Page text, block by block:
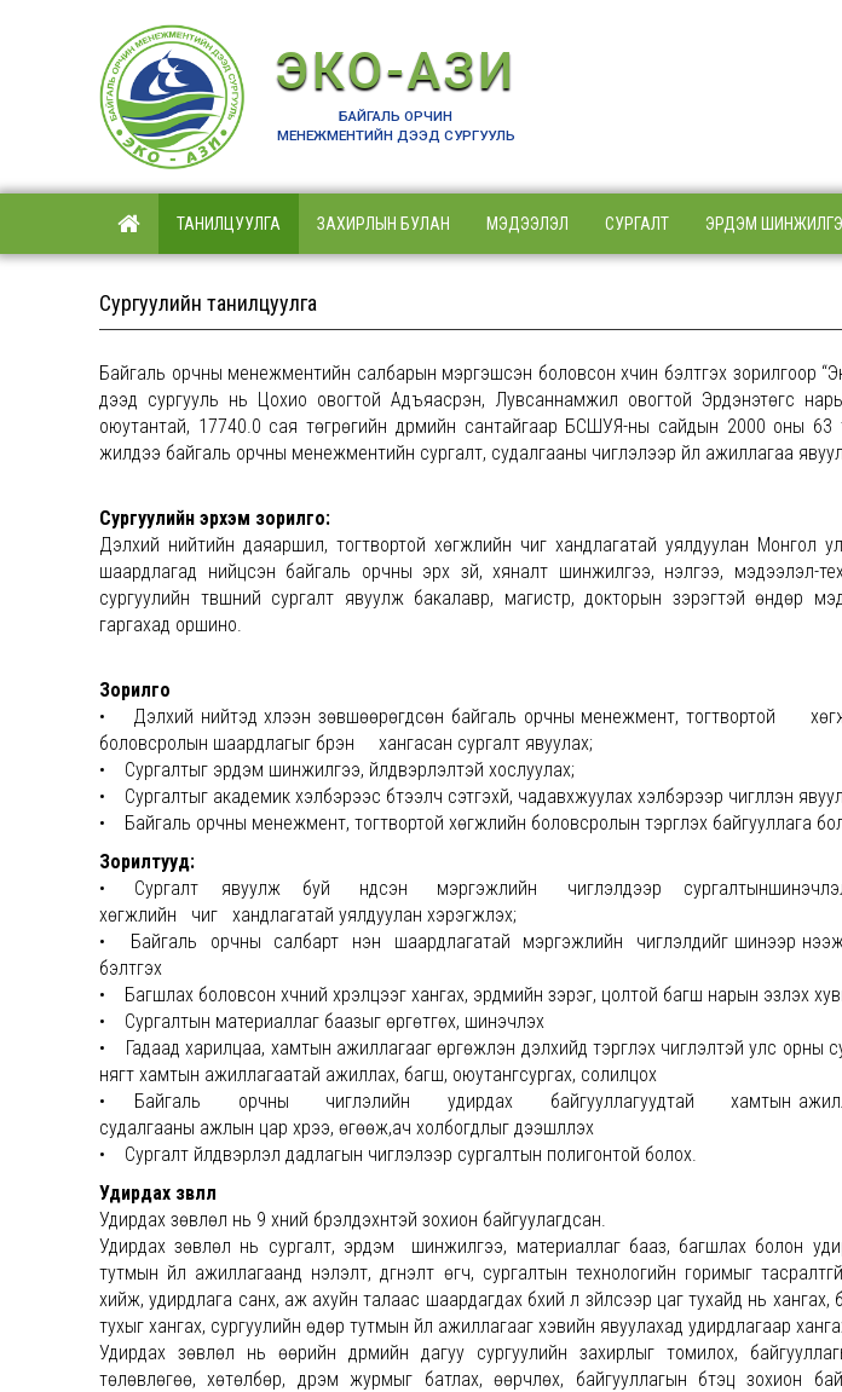
ЭКО-АЗИ
БАЙГАЛЬ ОРЧИН
МЕНЕЖМЕНТИЙН ДЭЭД СУРГУУЛЬ
ТАНИЛЦУУЛГА ЗАХИРЛЫН БУЛАН МЭДЭЭЛЭЛ СУРГАЛТ ЭРДЭМ
Сургуулийн танилцуулга
Байгаль орчны менежментийн салбарын мэргэшсэн боловсон хүчин бэлтгэх зорилгоор
дээд сургууль нь Цохио овогтой Адъяасүрэн, Лувсаннамжил овогтой Эрдэнэтөгс
оюутантай, 17740.0 сая төгрөгийн дүрмийн сантайгаар БСШУЯ-ны сайдын 2000 оны 63
жилдээ байгаль орчны менежментийн сургалт, судалгааны чиглэлээр үйл ажиллагаа
Сургуулийн эрхэм зорилго:
Дэлхий нийтийн даяаршил, тогтвортой хөгжлийн чиг хандлагатай уялдуулан Монгол
шаардлагад нийцсэн байгаль орчны эрх зүй, хяналт шинжилгээ, үнэлгээ, мэдээлэл-
сургуулийн түвшний сургалт явуулж бакалавр, магистр, докторын зэрэгтэй өндөр
гаргахад оршино.
Зорилго
• Дэлхий нийтэд хүлээн зөвшөөрөгдсөн байгаль орчны менежмент, тогтвортой
боловсролын шаардлагыг бүрэн хангасан сургалт явуулах;
• Сургалтыг эрдэм шинжилгээ, үйлдвэрлэлтэй хослуулах;
• Сургалтыг академик хэлбэрээс бүтээлч сэтгэхүй, чадавхжуулах хэлбэрээр чиглүүлэн
• Байгаль орчны менежмент, тогтвортой хөгжлийн боловсролын тэргүүлэх байгууллага
Зорилтууд:
• Сургалт явуулж буй үндсэн мэргэжлийн чиглэлүүдээр
хөгжлийн чиг хандлагатай уялдуулан хэрэгжүүлэх;
• Байгаль орчны салбарт нэн шаардлагатай мэргэжлийн чиглэлүүдийг шинээр нээж
бэлтгэх
• Багшлах боловсон хүчний хүрэлцээг хангах, эрдмийн зэрэг, цолтой багш нарын эзлэх
• Сургалтын материаллаг баазыг өргөтгөх, шинэчлэх
• Гадаад харилцаа, хамтын ажиллагааг өргөжүүлэн дэлхийд тэргүүлэх чиглэлтэй улс орны
нягт хамтын ажиллагаатай ажиллах, багш, оюутангсургах, солилцох
• Байгаль орчны чиглэлийн удирдах байгууллагуудтай хамтын
судалгааны ажлын цар хүрээ, өгөөж,ач холбогдлыг дээшлүүлэх
• Сургалт үйлдвэрлэл дадлагын чиглэлээр сургалтын полигонтой болох.
Удирдах зөвлөл
Удирдах зөвлөл нь 9 хүний бүрэлдэхүүнтэй зохион байгуулагдсан.
Удирдах зөвлөл нь сургалт, эрдэм шинжилгээ, материаллаг бааз, багшлах болон
тутмын үйл ажиллагаанд үнэлэлт, дүгнэлт өгч, сургалтын технологийн горимыг
хийж, удирдлага санхүү, аж ахуйн талаас шаардагдах бүхий л зүйлсээр цаг тухайд нь
тухыг хангах, сургуулийн өдөр тутмын үйл ажиллагааг хэвийн явуулахад удирдлагаар хангах
Удирдах зөвлөл нь өөрийн дүрмийн дагуу сургуулийн захирлыг томилох,
төлөвлөгөө, хөтөлбөр, дүрэм журмыг батлах, өөрчлөх, байгууллагын бүтэц зохион